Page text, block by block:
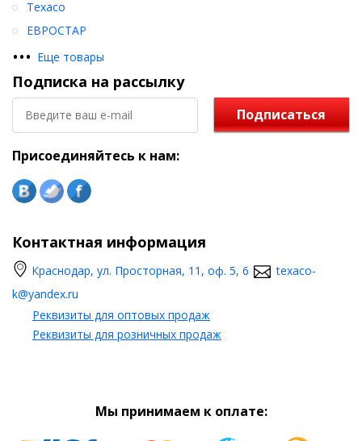
••• Еще товары
Texaco
ЕВРОСТАР
Подписка на рассылку
Подписаться
Присоединяйтесь к нам:
Контактная информация
Краснодар, ул. Просторная, 11, оф. 5, 6
texaco-
k@yandex.ru
Реквизиты для оптовых продаж
Реквизиты для розничных продаж
Мы принимаем к оплате: